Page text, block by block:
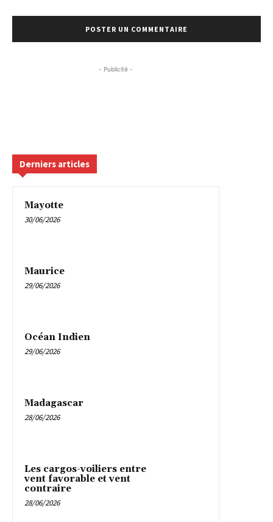
- Publicité -
Derniers articles
Mayotte
30/06/2026
Maurice
29/06/2026
Océan Indien
29/06/2026
Madagascar
28/06/2026
Les cargos-voiliers entre
vent favorable et vent
contraire
28/06/2026